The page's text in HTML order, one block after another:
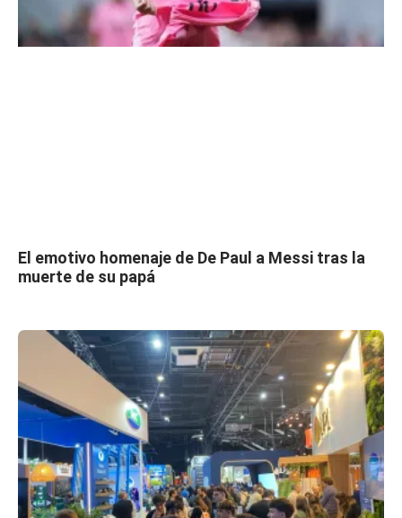
El emotivo homenaje de De Paul a Messi tras la
muerte de su papá